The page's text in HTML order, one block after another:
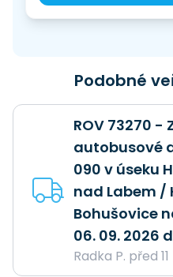
Podobné
ROV 73270
autobusové
090 v úseku
nad Labem /
Bohušovice
06. 09. 2026
Radka P. před